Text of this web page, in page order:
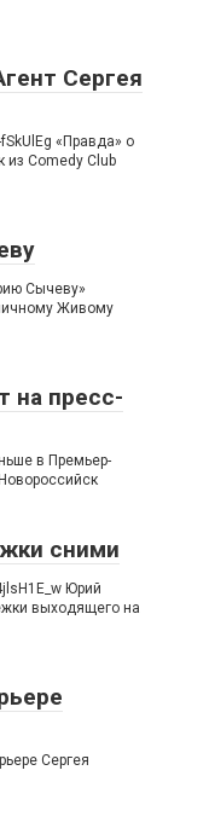
Сергея
«Правда» о
из Comedy Club
Сычеву»
Живому
на пресс-
в Премьер-
сними
Юрий
выходящего на
Сергея